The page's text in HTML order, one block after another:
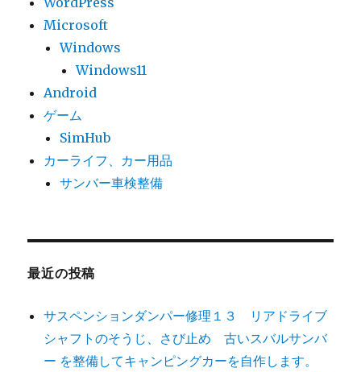
Microsoft
Windows
Windows11
Android
ゲーム
SimHub
カーライフ、カー用品
サンバー車検整備
最近の投稿
サスペンションダンパー修理１３ リアドライブ
シャフトのそうじ、さび止め 古いスバルサンバ
ー を整備してキャンピングカーを自作します。